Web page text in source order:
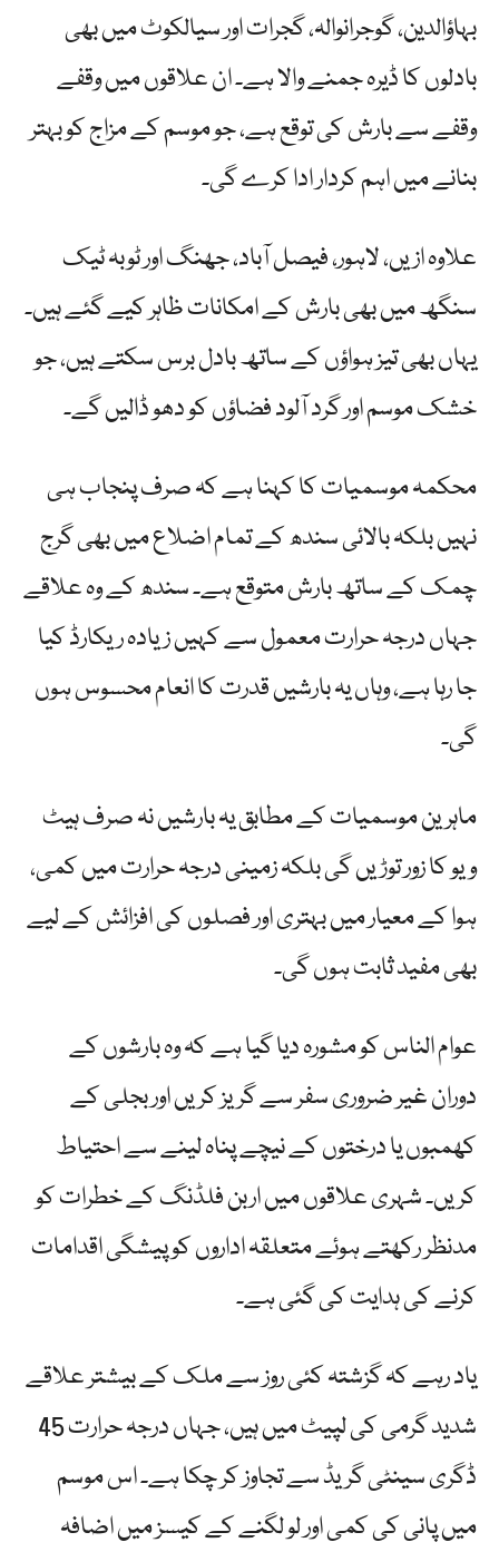
بہاؤالدین، گوجرانوالہ، گجرات اور سیالکوٹ میں بھی
بادلوں کا ڈیرہ جمنے والا ہے۔ ان علاقوں میں وقفے
وقفے سے بارش کی توقع ہے، جو موسم کے مزاج کو بہتر
بنانے میں اہم کردار ادا کرے گی۔
علاوہ ازیں، لاہور، فیصل آباد، جھنگ اور ٹوبہ ٹیک
سنگھ میں بھی بارش کے امکانات ظاہر کیے گئے ہیں۔
یہاں بھی تیز ہواؤں کے ساتھ بادل برس سکتے ہیں، جو
خشک موسم اور گرد آلود فضاؤں کو دھو ڈالیں گے۔
محکمہ موسمیات کا کہنا ہے کہ صرف پنجاب ہی
نہیں بلکہ بالائی سندھ کے تمام اضلاع میں بھی گرج
چمک کے ساتھ بارش متوقع ہے۔ سندھ کے وہ علاقے
جہاں درجہ حرارت معمول سے کہیں زیادہ ریکارڈ کیا
جا رہا ہے، وہاں یہ بارشیں قدرت کا انعام محسوس ہوں
گی۔
ماہرین موسمیات کے مطابق یہ بارشیں نہ صرف ہیٹ
ویو کا زور توڑیں گی بلکہ زمینی درجہ حرارت میں کمی،
ہوا کے معیار میں بہتری اور فصلوں کی افزائش کے لیے
بھی مفید ثابت ہوں گی۔
عوام الناس کو مشورہ دیا گیا ہے کہ وہ بارشوں کے
دوران غیر ضروری سفر سے گریز کریں اور بجلی کے
کھمبوں یا درختوں کے نیچے پناہ لینے سے احتیاط
کریں۔ شہری علاقوں میں اربن فلڈنگ کے خطرات کو
مدنظر رکھتے ہوئے متعلقہ اداروں کو پیشگی اقدامات
کرنے کی ہدایت کی گئی ہے۔
یاد رہے کہ گزشتہ کئی روز سے ملک کے بیشتر علاقے
شدید گرمی کی لپیٹ میں ہیں، جہاں درجہ حرارت 45
ڈگری سینٹی گریڈ سے تجاوز کر چکا ہے۔ اس موسم
میں پانی کی کمی اور لو لگنے کے کیسز میں اضافہ